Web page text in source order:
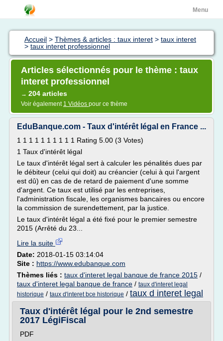
Menu
Accueil > Thèmes & articles : taux interet > taux interet
> taux interet professionnel
Articles sélectionnés pour le thème : taux
interet professionnel
→ 204 articles
Voir également 1 Vidéos pour ce thème
EduBanque.com - Taux d'intérêt légal en France ...
1 1 1 1 1 1 1 1 1 1 Rating 5.00 (3 Votes)
1 Taux d'intérêt légal
Le taux d'intérêt légal sert à calculer les pénalités dues par
le débiteur (celui qui doit) au créancier (celui à qui l'argent
est dû) en cas de de retard de paiement d'une somme
d'argent. Ce taux est utilisé par les entreprises,
l'administration fiscale, les organismes bancaires ou encore
la commission de surendettement, par la justice.
Le taux d'intérêt légal a été fixé pour le premier semestre
2015 (Arrêté du 23...
Lire la suite
Date: 2018-01-15 03:14:04
Site : https://www.edubanque.com
Thèmes liés : taux d'interet legal banque de france 2015 /
taux d'interet legal banque de france / taux d'interet legal
historique / taux d'interet bce historique / taux d interet legal
Taux d'intérêt légal pour le 2nd semestre
2017 LégiFiscal
PDF